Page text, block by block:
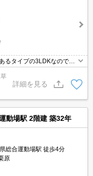
るタイプの3LDKなので
のが魅力的ですよね！県
みなので移動手段にも困
えられますよ！閑静な住宅
も近いのがうれしいです
詳細を見る
動場駅 2階建 築32年
総合運動場駅 徒歩4分
原